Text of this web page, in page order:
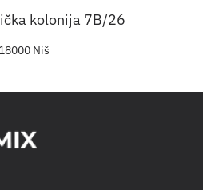
kolonija 7B/26
18000 Niš